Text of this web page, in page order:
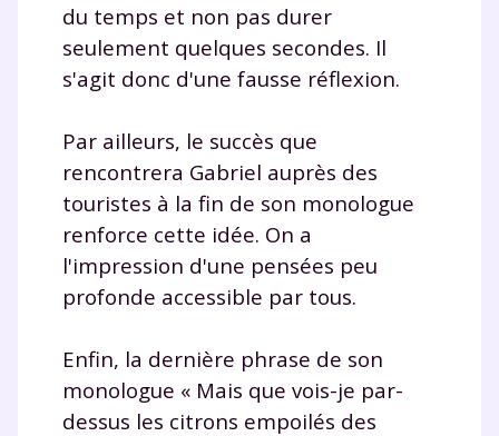
du temps et non pas durer
seulement quelques secondes. Il
s'agit donc d'une fausse réflexion.
Par ailleurs, le succès que
rencontrera Gabriel auprès des
touristes à la fin de son monologue
renforce cette idée. On a
l'impression d'une pensées peu
profonde accessible par tous.
Enfin, la dernière phrase de son
monologue « Mais que vois-je par-
dessus les citrons empoilés des